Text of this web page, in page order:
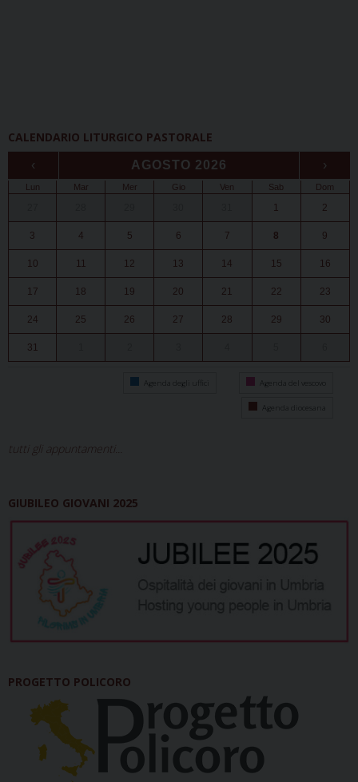
CALENDARIO LITURGICO PASTORALE
‹ AGOSTO 2026 ›
Lun Mar Mer Gio Ven Sab Dom
1 2
3 4 5 6 7 8 9
10 11 12 13 14 15 16
17 18 19 20 21 22 23
24 25 26 27 28 29 30
31
Agenda degli uffici Agenda del vescovo
Agenda diocesana
tutti gli appuntamenti...
GIUBILEO GIOVANI 2025
PROGETTO POLICORO